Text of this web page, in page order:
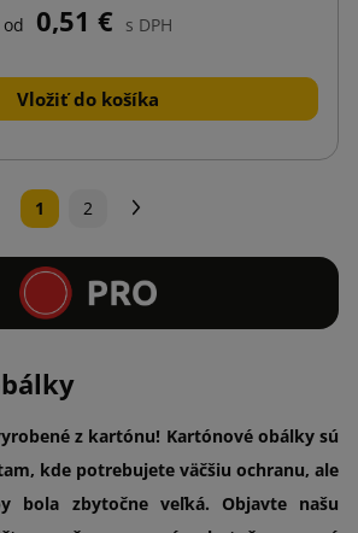
od 0,51 € s DPH
Vložiť do košíka
1 2
z kartónu! Kartónové obálky sú
kde potrebujete väčšiu ochranu, ale
bola zbytočne veľká. Objavte našu